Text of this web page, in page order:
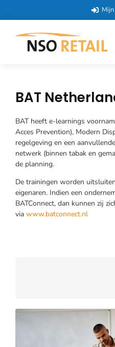
BAT
BAT heeft e-learnings
Acces Prevention), Modern
regelgeving en een
netwerk (binnen tabak en
de planning.
De trainingen worden
eigenaren. Indien een
BATConnect, dan kunnen zij
via www.batconnect.nl